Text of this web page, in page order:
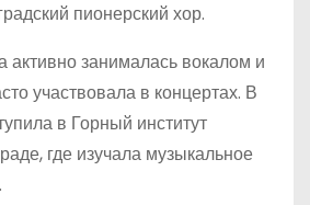
пионерский хор.
занималась вокалом и
участвовала в концертах. В
в Горный институт
где изучала музыкальное